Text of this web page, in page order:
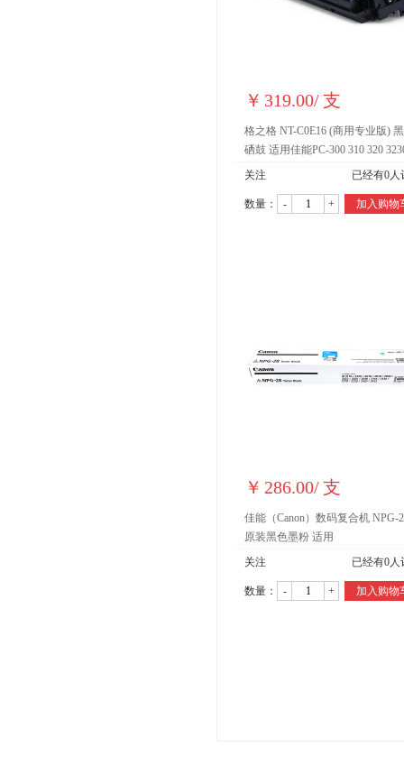
￥ 319.00/支
格之格 NT-C0E16 (商用专业版)
硒鼓 适用佳能PC-300 310 320
330L 980 981 298 108 290 288打
关注 已经有0人
数量： - + 加入购物
￥ 286.00/支
佳能（Canon）数码复合机 NPG-
原装黑色墨粉 适用
关注
已经有0人
数量： - + 加入购物